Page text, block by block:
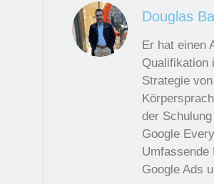
Douglas
Er hat einen
Qualifikation
Strategie
der
Google
Umfassende
Google Ads